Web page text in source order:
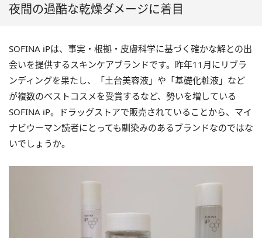
夜間の過酷な乾燥ダメージに着目
SOFINA iPは、事実・根拠・皮膚科学に基づく確かな解との出
会いを提供するスキンケアブランドです。昨年11月にリブラ
ンディングを果たし、「土台美容液」や「基礎化粧液」など
が複数のベストコスメを受賞するなど、勢いを増している
SOFINA iP。ドラッグストアで販売されていることから、マイ
ナビウーマン読者にとっても馴染みのあるブランドなのではな
いでしょうか。